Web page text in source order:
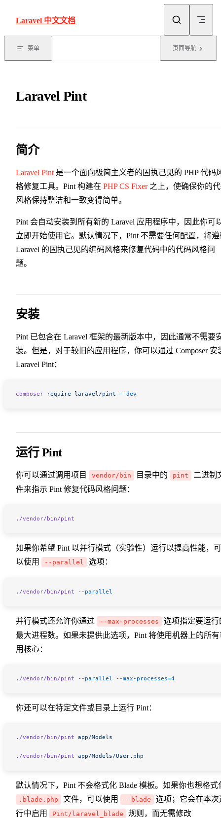
Laravel 中文文档
菜单 页面导航
Laravel Pint
简介
Laravel Pint 是一个面向极简主义者的固执己见的 PHP 代码
格修复工具。Pint 构建在 PHP CS Fixer之上，使确保你的
风格保持整洁和一致变得简单。
Pint 会自动安装到所有新的 Laravel 应用程序中，因此你可
立即开始使用它。默认情况下，Pint 不需要任何配置，将遵
Laravel 的固执己见的编码风格来修复代码中的代码风格问
题。
安装
Pint 已包含在 Laravel 框架的最新版本中，因此通常不需要
装。但是，对于较旧的应用程序，你可以通过 Composer 安
Laravel Pint：
composer require laravel/pint --dev
运行 Pint
你可以通过调用项目 vendor/bin 目录中的 pint
二进制
件来指示 Pint 修复代码风格问题：
./vendor/bin/pint
如果你希望 Pint 以并行模式（实验性）运行以提高性能，可
以使用
--parallel 选项：
./vendor/bin/pint --parallel
并行模式还允许你通过 --max-processes
选项指定要运行
最大进程数。如果未提供此选项，Pint 将使用机器上的所有
用核心：
./vendor/bin/pint --parallel --max-processes=4
你还可以在特定文件或目录上运行 Pint：
./vendor/bin/pint app/Models
./vendor/bin/pint app/Models/User.php
默认情况下，Pint 不会格式化 Blade 模板。如果你也想格式
.blade.php 文件，可以使用 --blade
选项；它会在本次
行中启用
Pint/laravel_blade 规则，而无需修改